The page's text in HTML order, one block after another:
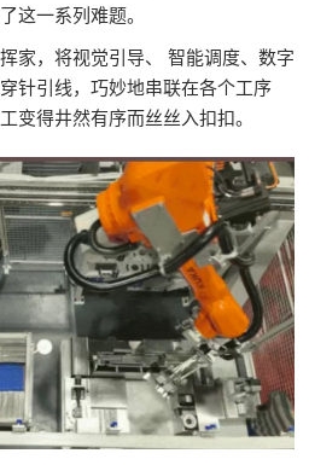
这一系列难题。
家，将视觉引导、 智能调度、数字
针引线，巧妙地串联在各个工序
变得井然有序而丝丝入扣扣。